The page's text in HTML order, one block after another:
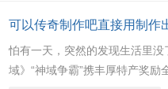
可以传奇制作吧直接用制作
怕有一天，突然的发现生活里
域》“神域争霸”携丰厚特产奖